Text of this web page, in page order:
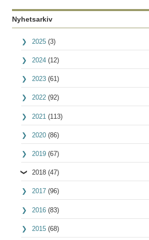
Nyhetsarkiv
2025 (3)
2024 (12)
2023 (61)
2022 (92)
2021 (113)
2020 (86)
2019 (67)
2018 (47)
2017 (96)
2016 (83)
2015 (68)